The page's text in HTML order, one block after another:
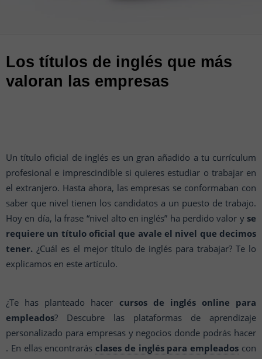
Los títulos de inglés que más
valoran las empresas
Un título oficial de inglés es un gran añadido a tu currículum
profesional e imprescindible si quieres estudiar o trabajar en
el extranjero. Hasta ahora, las empresas se conformaban con
saber que nivel tienen los candidatos a un puesto de trabajo.
Hoy en día, la frase “nivel alto en inglés” ha perdido valor y se
requiere un título oficial que avale el nivel que decimos
tener. ¿Cuál es el mejor título de inglés para trabajar? Te lo
explicamos en este artículo.
¿Te has planteado hacer cursos de inglés online para
empleados? Descubre las plataformas de aprendizaje
personalizado para empresas y negocios donde podrás hacer
. En ellas encontrarás clases de inglés para empleados con